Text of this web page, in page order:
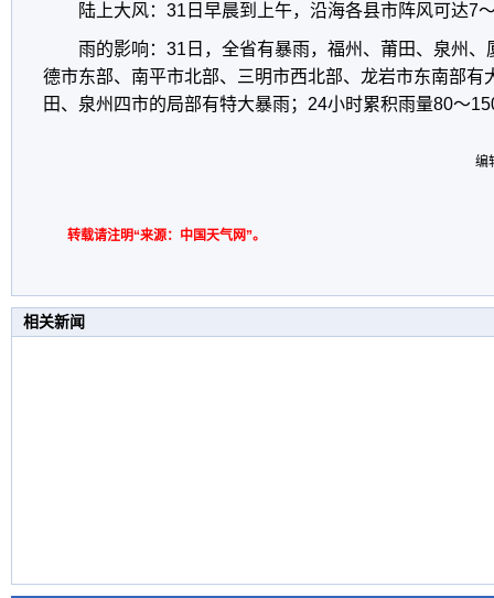
陆上大风：31日早晨到上午，沿海各县市阵风可达7
雨的影响：31日，全省有暴雨，福州、莆田、泉州
德市东部、南平市北部、三明市西北部、龙岩市东南部有
田、泉州四市的局部有特大暴雨；24小时累积雨量80～
编
转载请注明“来源：中国天气网”。
相关新闻